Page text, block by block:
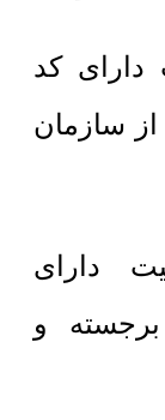
دارای کد
سازمان
دارای
برجسته و